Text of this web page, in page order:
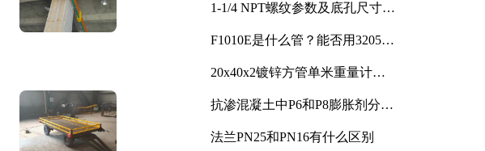
1-1/4 NPT螺纹参数及底孔尺寸详
F1010E是什么管？能否用3205或
20x40x2镀锌方管单米重量计算
抗渗混凝土中P6和P8膨胀剂分别
法兰PN25和PN16有什么区别